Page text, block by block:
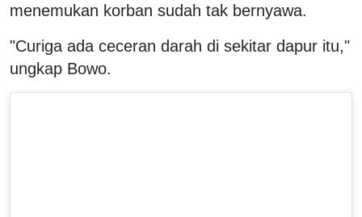
menemukan korban sudah tak bernyawa.
"Curiga ada ceceran darah di sekitar dapur itu,"
ungkap Bowo.